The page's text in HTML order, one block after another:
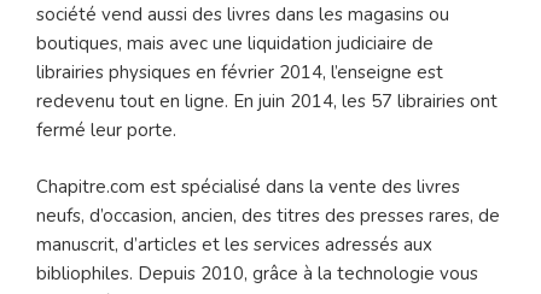
société vend aussi des livres dans les magasins ou
boutiques, mais avec une liquidation judiciaire de
librairies physiques en février 2014, l’enseigne est
redevenu tout en ligne. En juin 2014, les 57 librairies ont
fermé leur porte.
Chapitre.com est spécialisé dans la vente des livres
neufs, d’occasion, ancien, des titres des presses rares, de
manuscrit, d’articles et les services adressés aux
bibliophiles. Depuis 2010, grâce à la technologie vous